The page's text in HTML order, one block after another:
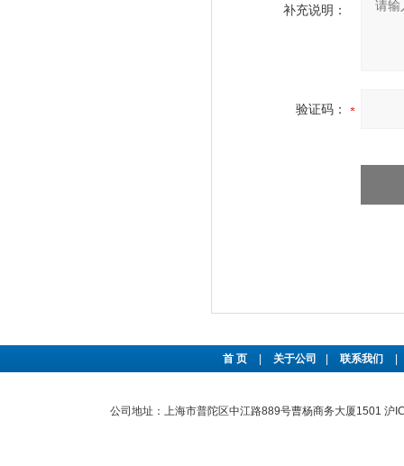
补充说明：
验证码：
首 页 关于公司 联系我们
公司地址：上海市普陀区中江路889号曹杨商务大厦1501 沪